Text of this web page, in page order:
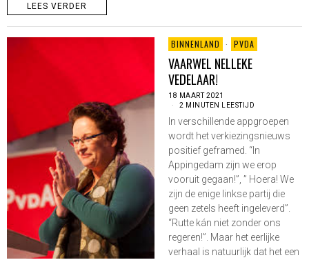
LEES VERDER
BINNENLAND · PVDA
VAARWEL NELLEKE
VEDELAAR!
18 MAART 2021
2 MINUTEN LEESTIJD
In verschillende appgroepen
wordt het verkiezingsnieuws
positief geframed. “In
Appingedam zijn we erop
vooruit gegaan!”, ” Hoera! We
zijn de enige linkse partij die
geen zetels heeft ingeleverd”.
“Rutte kán niet zonder ons
regeren!”. Maar het eerlijke
verhaal is natuurlijk dat het een